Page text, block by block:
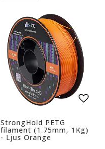
StrongHold PETG
filament (1.75mm, 1Kg)
- Ljus Orange